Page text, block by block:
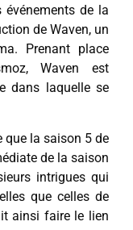
de la
de Waven, un
Prenant place
Waven est
dans laquelle se
que la saison 5 de
de la saison
intrigues qui
que celles de
ainsi faire le lien